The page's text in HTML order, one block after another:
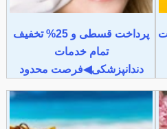
پرداخت قسطی و 25% تخفیف
تمام خدمات
دندانپزشکی◀فرصت محدود